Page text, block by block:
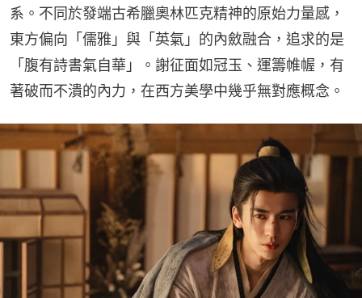
系。不同於發端古希臘奧林匹克精神的原始力量感，
東方偏向「儒雅」與「英氣」的內斂融合，追求的是
「腹有詩書氣自華」。謝征面如冠玉、運籌帷幄，有
著破而不潰的內力，在西方美學中幾乎無對應概念。